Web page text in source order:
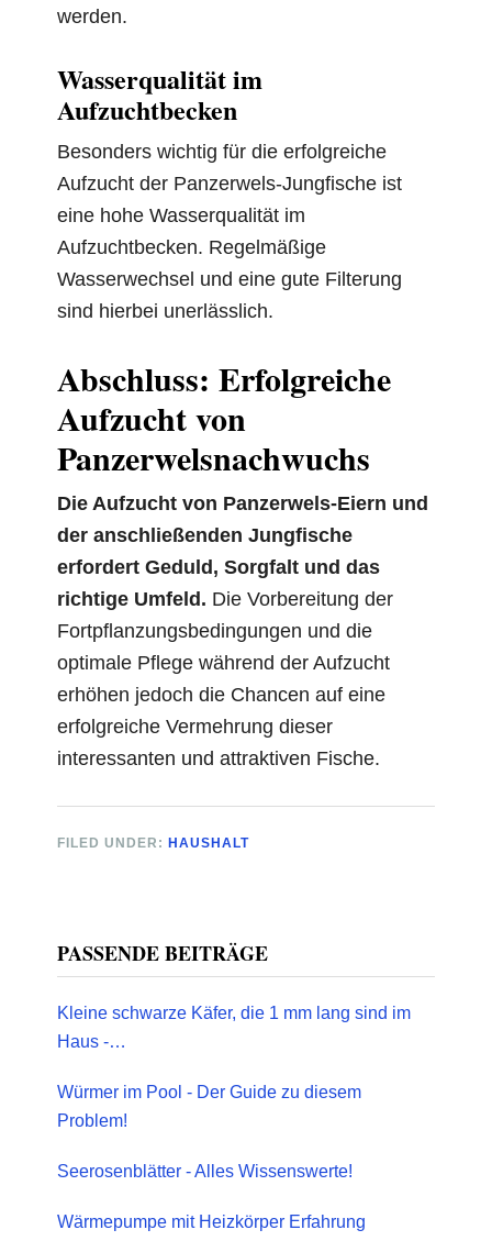
werden.
Wasserqualität im
Aufzuchtbecken
Besonders wichtig für die erfolgreiche
Aufzucht der Panzerwels-Jungfische ist
eine hohe Wasserqualität im
Aufzuchtbecken. Regelmäßige
Wasserwechsel und eine gute Filterung
sind hierbei unerlässlich.
Abschluss: Erfolgreiche
Aufzucht von
Panzerwelsnachwuchs
Die Aufzucht von Panzerwels-Eiern und
der anschließenden Jungfische
erfordert Geduld, Sorgfalt und das
richtige Umfeld. Die Vorbereitung der
Fortpflanzungsbedingungen und die
optimale Pflege während der Aufzucht
erhöhen jedoch die Chancen auf eine
erfolgreiche Vermehrung dieser
interessanten und attraktiven Fische.
FILED UNDER:HAUSHALT
Sidebar
PASSENDE BEITRÄGE
Kleine schwarze Käfer, die 1 mm lang sind im
Haus -…
Würmer im Pool - Der Guide zu diesem
Problem!
Seerosenblätter - Alles Wissenswerte!
Wärmepumpe mit Heizkörper Erfahrung